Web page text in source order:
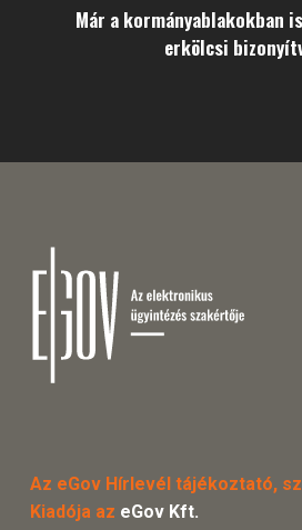
Már a kormányablakokban
erkölcsi
Az eGov Hírlevél tájékoztató,
Kiadója az eGov Kft.